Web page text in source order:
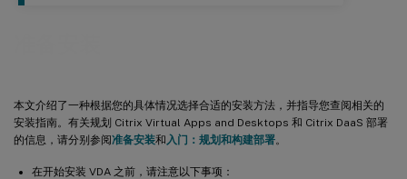
本文介绍了一种根据您的具体情况选择合适的安装方法，并指导您查阅相关的
安装指南。有关规划 Citrix Virtual Apps and Desktops 和 Citrix DaaS 部署
的信息，请分别参阅准备安装和 入门：规划和构建部署。
在开始安装 VDA 之前，请注意以下事项：